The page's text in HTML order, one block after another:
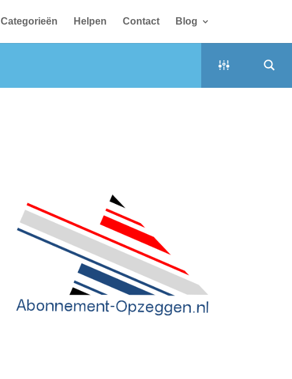
Categorieën Helpen Contact Blog